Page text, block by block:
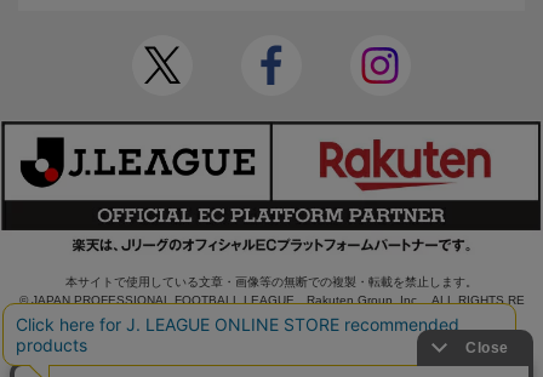
本サイトで使用している文章・画像等の無断での複製・転載を禁止します。
© JAPAN PROFESSIONAL FOOTBALL LEAGUE Rakuten Group, Inc. ALL RIGHTS RE
SERVED.